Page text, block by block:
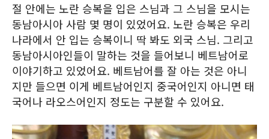
절 안에는 노란 승복을 입은 스님과 그 스님을 모시는
동남아시아 사람 몇 명이 있었어요. 노란 승복은 우리
나라에서 안 입는 승복이니 딱 봐도 외국 스님. 그리고
동남아시아인들이 말하는 것을 들어보니 베트남어로
이야기하고 있었어요. 베트남어를 잘 아는 것은 아니
지만 들으면 이게 베트남어인지 중국어인지 아니면 태
국어나 라오스어인지 정도는 구분할 수 있어요.